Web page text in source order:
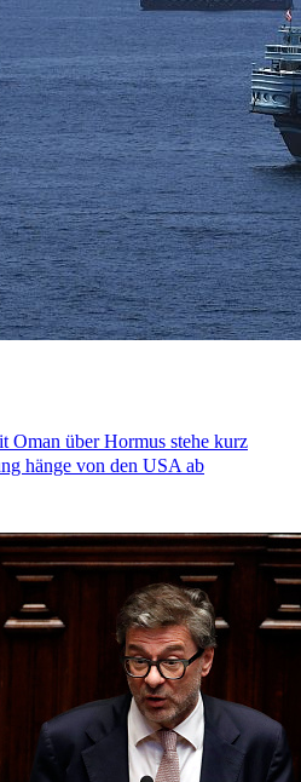
Oman über Hormus stehe kurz
hänge von den USA ab